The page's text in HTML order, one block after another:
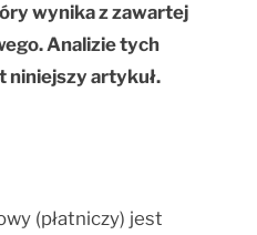
wynika z zawartej
Analizie tych
niniejszy artykuł.
(płatniczy) jest